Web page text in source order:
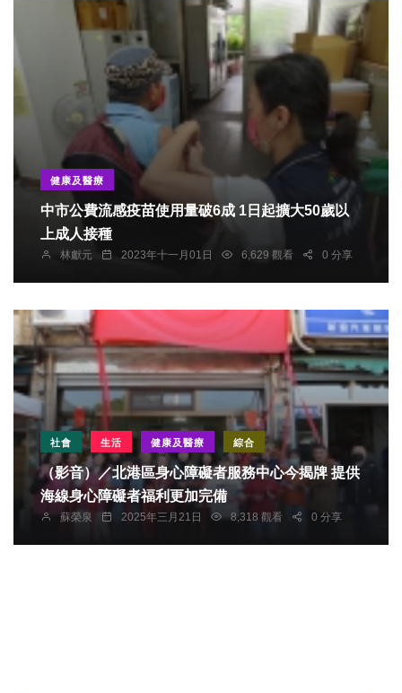
健康及醫療
中市公費流感疫苗使用量破6成 1日起擴大50歲以
上成人接種
林獻元 2023年十一月01日 6,629 觀看 0 分享
社會 生活 健康及醫療 綜合
（影音）／北港區身心障礙者服務中心今揭牌 提供
海線身心障礙者福利更加完備
蘇榮泉 2025年三月21日 8,318 觀看 0 分享